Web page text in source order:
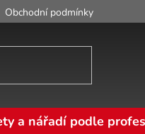
Obchodní podmínky
a nářadí podle